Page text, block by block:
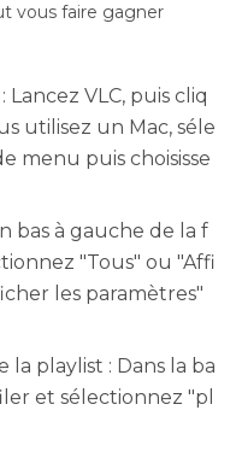
vous faire gagner
VLC, puis cliq
utilisez un Mac, séle
menu puis choisisse
bas à gauche de la f
"Tous" ou "Affi
les paramètres"
playlist : Dans la ba
et sélectionnez "pl